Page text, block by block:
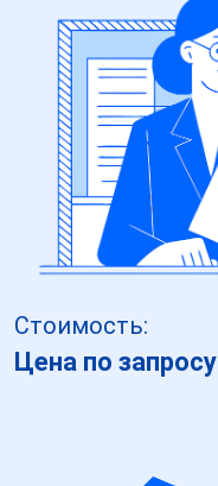
Стоимость:
Цена по запросу